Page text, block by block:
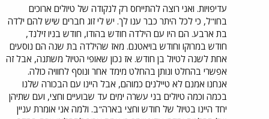
עדיפויות. ואני רוצה להתייחס רק לנקודה של טיולים ארוכים
בחו"ל, כי לכל היתר כבר ענו לך. יש לי זוג חברים שיש להם ילדה
בת ארבע. הם היו עם הילדה חודש בהודו, חודש בניו זילנד,
חודש במרוקו וחודש בויאטנם. מאז שהילדה בת שנה הם נוסעים
אחת לשנה לטיול בן חודש. אז נכון שאופי הטיול משתנה, אבל זה
אפשרי בהחלט ונותן בהחלט מימד אחר ונוסף לחוויה כולה.
אנחנו אמנם לא טיילנים כמוהם, אבל היינו עם הבכורה שלנו
בכמה וכמה טיולים בני עשרה ימים עד שבועיים וחצי, ועם שתיהן
יחד היינו בטיול של חודש וחצי בארה"ב. ולמה אני אומרת עניין